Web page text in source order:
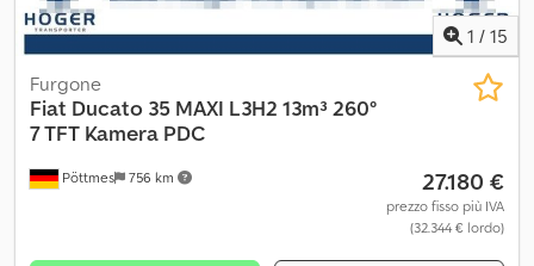
1 / 15
Pöttmes 756 km
Furgone
Fiat Ducato 35 MAXI L3H2 13m³ 260°
7 TFT Kamera PDC
27.180 €
prezzo fisso più IVA
(32.344 € lordo)